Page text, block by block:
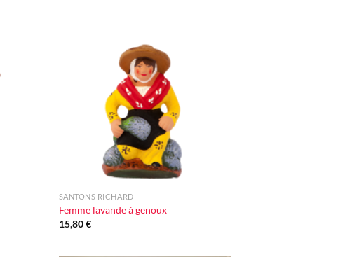
SANTONS RICHARD
Femme lavande à genoux
15,80€